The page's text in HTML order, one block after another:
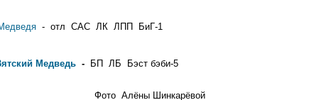
- отл САС ЛК ЛПП БиГ-1
Медведь - БП ЛБ Бэст бэби-5
Фото Алёны Шинкарёвой